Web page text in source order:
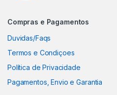
Compras e Pagamentos
Duvidas/Faqs
Termos e Condiçoes
Política de Privacidade
Pagamentos, Envio e Garantia